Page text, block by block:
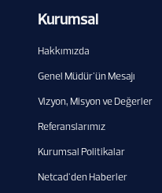
Kurumsal
Hakkımızda
Genel Müdür'ün Mesajı
Vizyon, Misyon ve Değerler
Referanslarımız
Kurumsal Politikalar
Netcad'den Haberler